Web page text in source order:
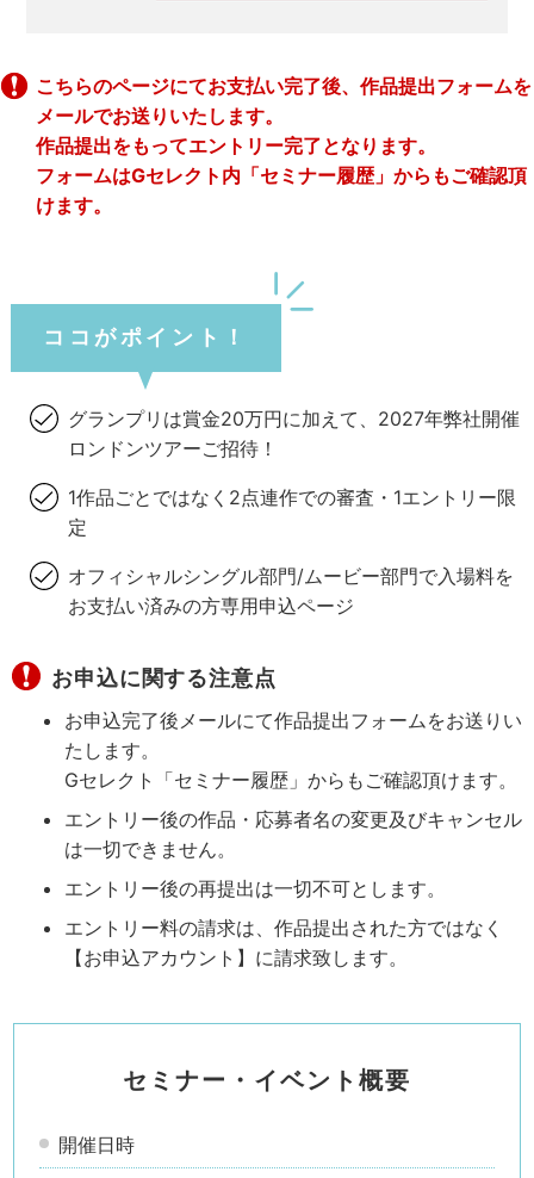
こちらのページにてお支払い完了後、作品提出フォームを
メールでお送りいたします。
作品提出をもってエントリー完了となります。
フォームはGセレクト内「セミナー履歴」からもご確認頂
けます。
ココがポイント！
グランプリは賞金20万円に加えて、2027年弊社開催
ロンドンツアーご招待！
1作品ごとではなく2点連作での審査・1エントリー限
定
オフィシャルシングル部門/ムービー部門で入場料を
お支払い済みの方専用申込ページ
お申込に関する注意点
お申込完了後メールにて作品提出フォームをお送りい
たします。
Gセレクト「セミナー履歴」からもご確認頂けます。
エントリー後の作品・応募者名の変更及びキャンセル
は一切できません。
エントリー後の再提出は一切不可とします。
エントリー料の請求は、作品提出された方ではなく
【お申込アカウント】に請求致します。
セミナー・イベント概要
開催日時